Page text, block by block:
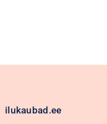
ilukaubad.ee